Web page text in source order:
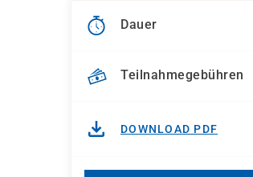
Dauer
Teilnahmegebühren
DOWNLOAD PDF